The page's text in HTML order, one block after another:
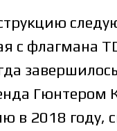
с флагмана
Гюнтером
в 2018 году,